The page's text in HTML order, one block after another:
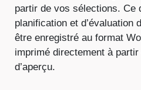
partir de vos sélections. Ce
planification et d’évaluation
être enregistré au format
imprimé directement à partir
d’aperçu.